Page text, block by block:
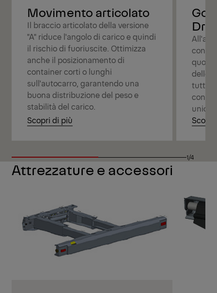
Movimento articolato
Il braccio articolato della versione
"A" riduce l'angolo di carico e quindi
il rischio di fuoriuscite. Ottimizza
anche il posizionamento di
container corti o lunghi
sull'autocarro, garantendo una
buona distribuzione del peso e
stabilità del carico.
Scopri di più
dello
tutte
unico
1/4
Attrezzature e accessori